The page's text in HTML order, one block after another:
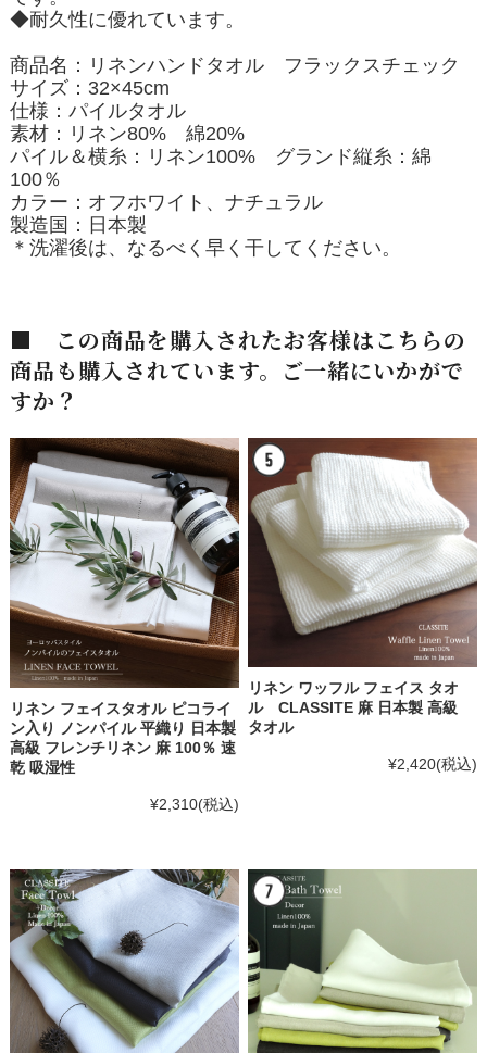
◆耐久性に優れています。
商品名：リネンハンドタオル フラックスチェック
サイズ：32×45cm
仕様：パイルタオル
素材：リネン80% 綿20%
パイル＆横糸：リネン100% グランド縦糸：綿
100％
カラー：オフホワイト、ナチュラル
製造国：日本製
＊洗濯後は、なるべく早く干してください。
■ この商品を購入されたお客様はこちらの
商品も購入されています。ご一緒にいかがで
すか？
リネン フェイスタオル ピコライ
ン入り ノンパイル 平織り 日本製
高級 フレンチリネン 麻 100％ 速
乾 吸湿性
¥2,310(税込)
リネン ワッフル フェイス タオ
ル CLASSITE 麻 日本製 高級
タオル
¥2,420(税込)